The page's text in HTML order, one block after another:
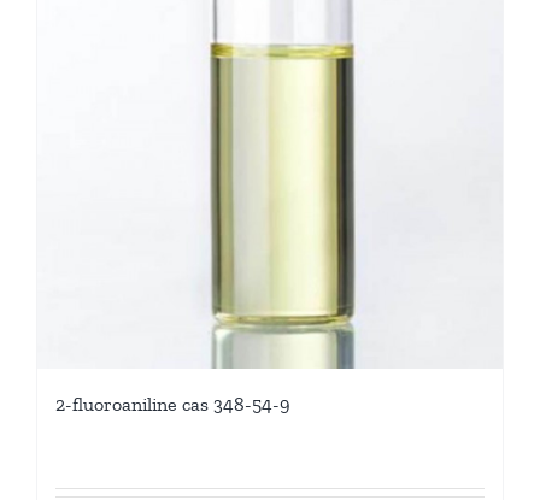
2-fluoroaniline cas 348-54-9